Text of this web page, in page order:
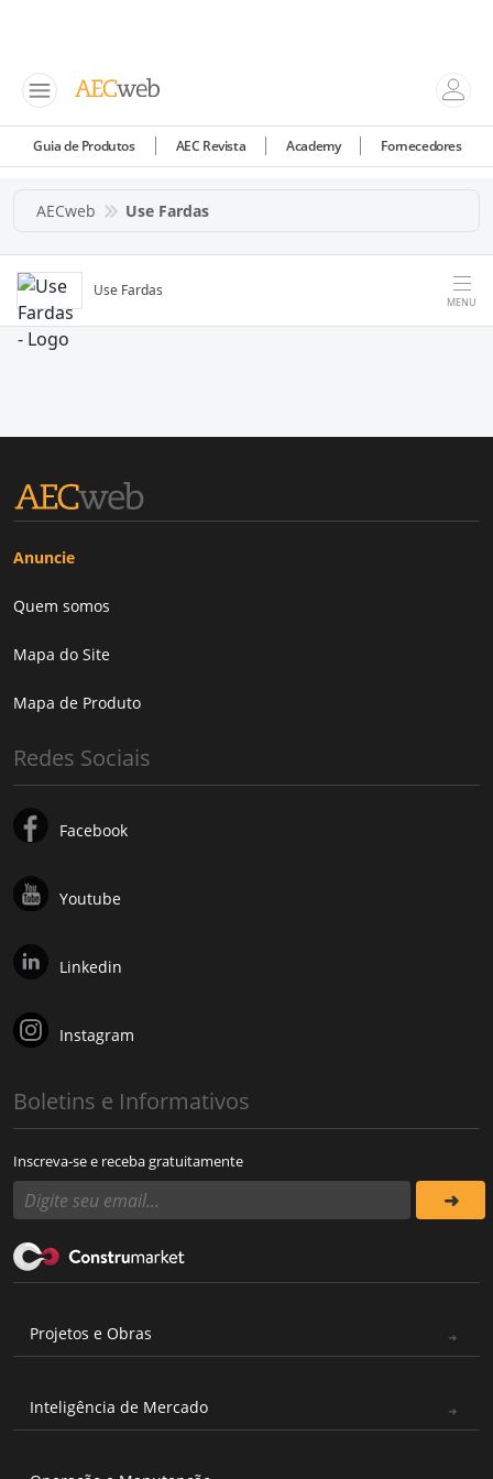
Guia de Produtos AEC Revista Academy Fornecedores
AECweb Use Fardas
Use Fardas
MENU
Anuncie
Quem somos
Mapa do Site
Mapa de Produto
Redes Sociais
Facebook
Youtube
Linkedin
Instagram
Boletins e Informativos
Inscreva-se e receba gratuitamente
Projetos e Obras
Inteligência de Mercado